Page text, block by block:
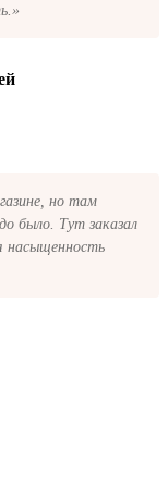
но там
было. Тут заказал
насыщенность